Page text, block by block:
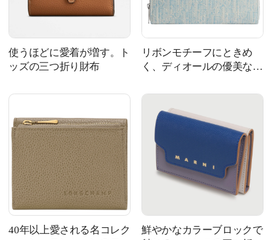
使うほどに愛着が増す。ト
ッズの三つ折り財布
リボンモチーフにときめ
く、ディオールの優美な長
40年以上愛される名コレク
鮮やかなカラーブロックで